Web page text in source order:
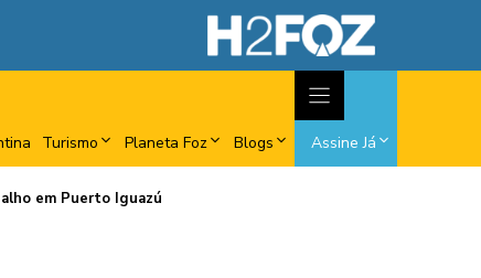
Turismo Planeta Foz Blogs Assine Já
em Puerto Iguazú